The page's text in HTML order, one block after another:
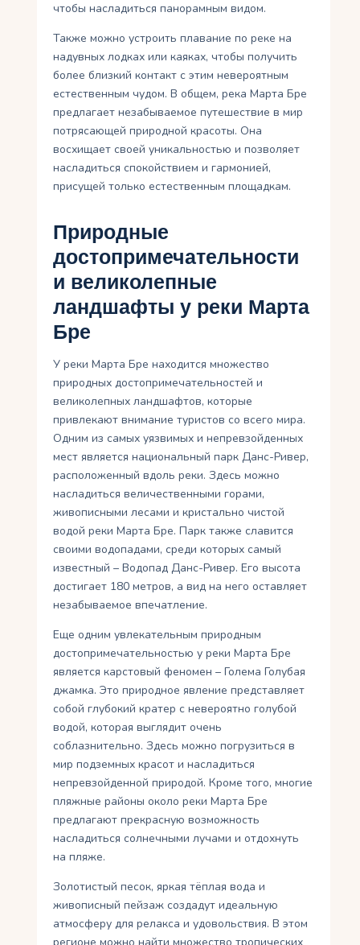
чтобы насладиться панорамным видом.
Также можно устроить плавание по реке на
надувных лодках или каяках, чтобы получить
более близкий контакт с этим невероятным
естественным чудом. В общем, река Марта Бре
предлагает незабываемое путешествие в мир
потрясающей природной красоты. Она
восхищает своей уникальностью и позволяет
насладиться спокойствием и гармонией,
присущей только естественным площадкам.
Природные
достопримечательности
и великолепные
ландшафты у реки Марта
Бре
У реки Марта Бре находится множество
природных достопримечательностей и
великолепных ландшафтов, которые
привлекают внимание туристов со всего мира.
Одним из самых уязвимых и непревзойденных
мест является национальный парк Данс-Ривер,
расположенный вдоль реки. Здесь можно
насладиться величественными горами,
живописными лесами и кристально чистой
водой реки Марта Бре. Парк также славится
своими водопадами, среди которых самый
известный – Водопад Данс-Ривер. Его высота
достигает 180 метров, а вид на него оставляет
незабываемое впечатление.
Еще одним увлекательным природным
достопримечательностью у реки Марта Бре
является карстовый феномен – Голема Голубая
джамка. Это природное явление представляет
собой глубокий кратер с невероятно голубой
водой, которая выглядит очень
соблазнительно. Здесь можно погрузиться в
мир подземных красот и насладиться
непревзойденной природой. Кроме того, многие
пляжные районы около реки Марта Бре
предлагают прекрасную возможность
насладиться солнечными лучами и отдохнуть
на пляже.
Золотистый песок, яркая тёплая вода и
живописный пейзаж создадут идеальную
атмосферу для релакса и удовольствия. В этом